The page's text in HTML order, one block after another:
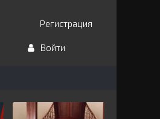
Регистрация
Войти